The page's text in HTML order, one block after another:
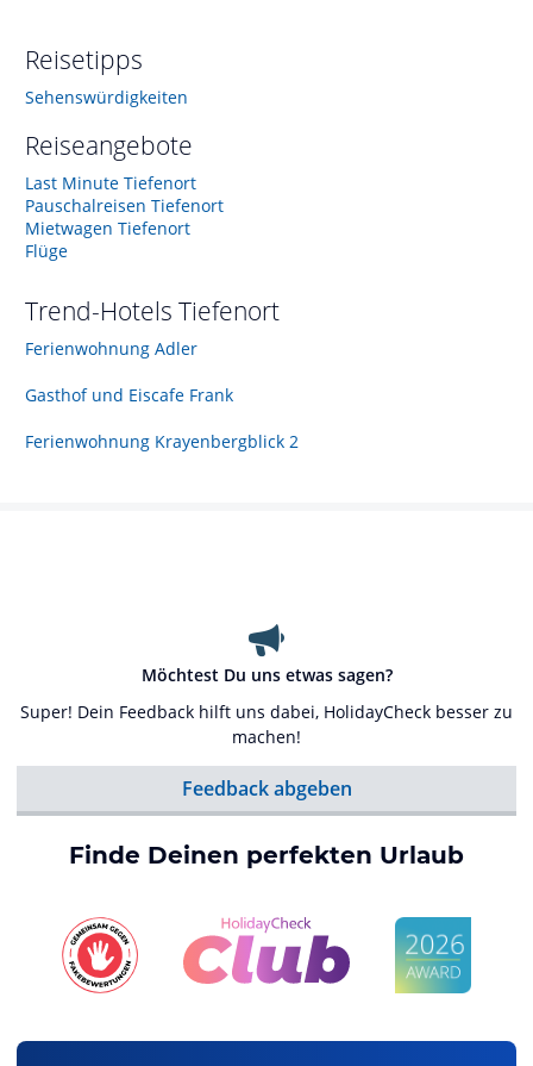
Reisetipps
Sehenswürdigkeiten
Reiseangebote
Last Minute Tiefenort
Pauschalreisen Tiefenort
Mietwagen Tiefenort
Flüge
Trend-Hotels Tiefenort
Ferienwohnung Adler
Gasthof und Eiscafe Frank
Ferienwohnung Krayenbergblick 2
Möchtest Du uns etwas sagen?
Super! Dein Feedback hilft uns dabei, HolidayCheck besser zu
machen!
Feedback abgeben
Finde Deinen perfekten Urlaub